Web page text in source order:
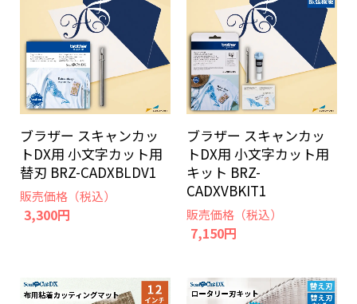
ブラザー スキャンカッ
トDX用 小文字カット用
替刃 BRZ-CADXBLDV1
販売価格（税込）
3,300円
ブラザー スキャンカッ
トDX用 小文字カット用
キット BRZ-
CADXVBKIT1
販売価格（税込）
7,150円